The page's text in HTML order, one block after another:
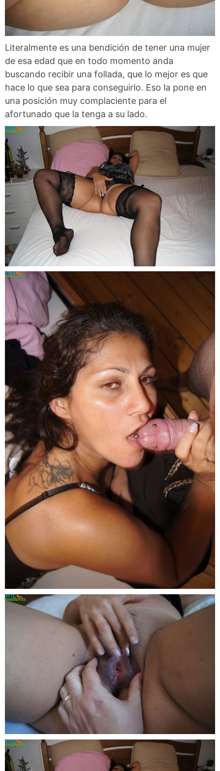
Literalmente es una bendición de tener una mujer
de esa edad que en todo momento anda
buscando recibir una follada, que lo mejor es que
hace lo que sea para conseguirlo. Eso la pone en
una posición muy complaciente para el
afortunado que la tenga a su lado.